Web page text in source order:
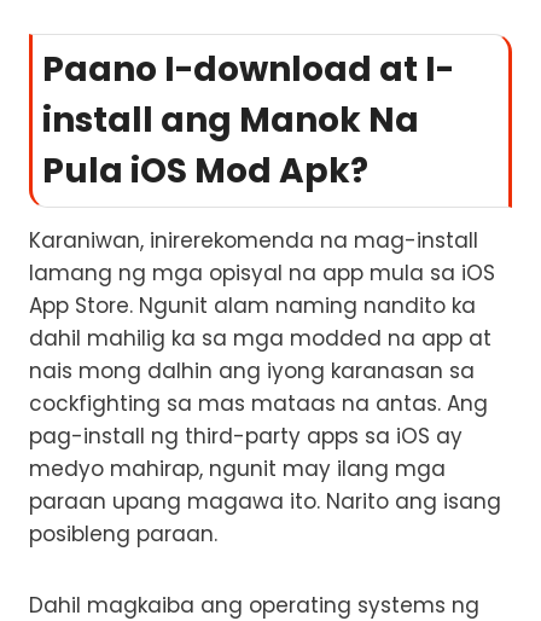
Paano I-download at I-
install ang Manok Na
Pula iOS Mod Apk?
Karaniwan, inirerekomenda na mag-install
lamang ng mga opisyal na app mula sa iOS
App Store. Ngunit alam naming nandito ka
dahil mahilig ka sa mga modded na app at
nais mong dalhin ang iyong karanasan sa
cockfighting sa mas mataas na antas. Ang
pag-install ng third-party apps sa iOS ay
medyo mahirap, ngunit may ilang mga
paraan upang magawa ito. Narito ang isang
posibleng paraan.
Dahil magkaiba ang operating systems ng